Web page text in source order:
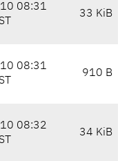
08:31
33 KiB
08:31
910 B
08:32
34 KiB